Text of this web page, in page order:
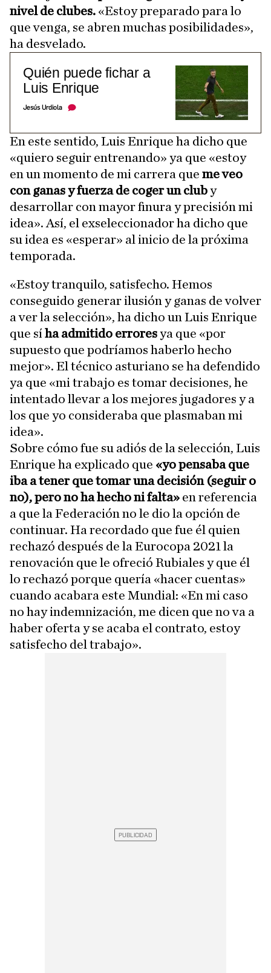
nivel de clubes. «Estoy preparado para lo
que venga, se abren muchas posibilidades»,
ha desvelado.
Quién puede fichar a
Luis Enrique
Jesús Urdiola
En este sentido, Luis Enrique ha dicho que
«quiero seguir entrenando» ya que «estoy
en un momento de mi carrera que me veo
con ganas y fuerza de coger un cluby
desarrollar con mayor finura y precisión mi
idea». Así, el exseleccionador ha dicho que
su idea es «esperar» al inicio de la próxima
temporada.
«Estoy tranquilo, satisfecho. Hemos
conseguido generar ilusión y ganas de volver
a ver la selección», ha dicho un Luis Enrique
que sí ha admitido erroresya que «por
supuesto que podríamos haberlo hecho
mejor». El técnico asturiano se ha defendido
ya que «mi trabajo es tomar decisiones, he
intentado llevar a los mejores jugadores y a
los que yo consideraba que plasmaban mi
idea».
Sobre cómo fue su adiós de la selección, Luis
Enrique ha explicado que «yo pensaba que
iba a tener que tomar una decisión (seguir o
no), pero no ha hecho ni falta» en referencia
a que la Federación no le dio la opción de
continuar. Ha recordado que fue él quien
rechazó después de la Eurocopa 2021 la
renovación que le ofreció Rubiales y que él
lo rechazó porque quería «hacer cuentas»
cuando acabara este Mundial: «En mi caso
no hay indemnización, me dicen que no va a
haber oferta y se acaba el contrato, estoy
satisfecho del trabajo».